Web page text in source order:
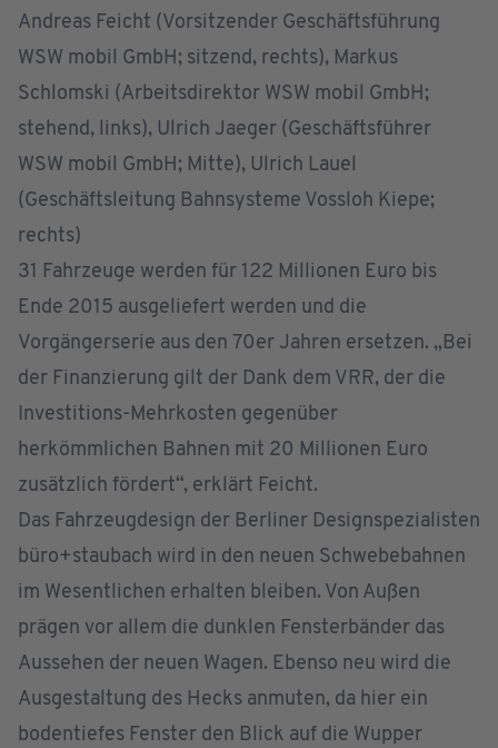
Andreas Feicht (Vorsitzender Geschäftsführung
WSW mobil GmbH; sitzend, rechts), Markus
Schlomski (Arbeitsdirektor WSW mobil GmbH;
stehend, links), Ulrich Jaeger (Geschäftsführer
WSW mobil GmbH; Mitte), Ulrich Lauel
(Geschäftsleitung Bahnsysteme Vossloh Kiepe;
rechts)
31 Fahrzeuge werden für 122 Millionen Euro bis
Ende 2015 ausgeliefert werden und die
Vorgängerserie aus den 70er Jahren ersetzen. „Bei
der Finanzierung gilt der Dank dem VRR, der die
Investitions-Mehrkosten gegenüber
herkömmlichen Bahnen mit 20 Millionen Euro
zusätzlich fördert“, erklärt Feicht.
Das Fahrzeugdesign der Berliner Designspezialisten
büro+staubach wird in den neuen Schwebebahnen
im Wesentlichen erhalten bleiben. Von Außen
prägen vor allem die dunklen Fensterbänder das
Aussehen der neuen Wagen. Ebenso neu wird die
Ausgestaltung des Hecks anmuten, da hier ein
bodentiefes Fenster den Blick auf die Wupper